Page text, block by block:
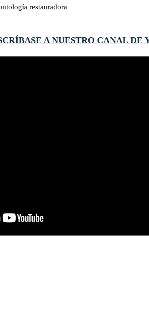
restauradora
A NUESTRO CANAL DE